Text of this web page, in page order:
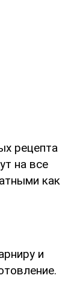
рецепта
на все
как
и